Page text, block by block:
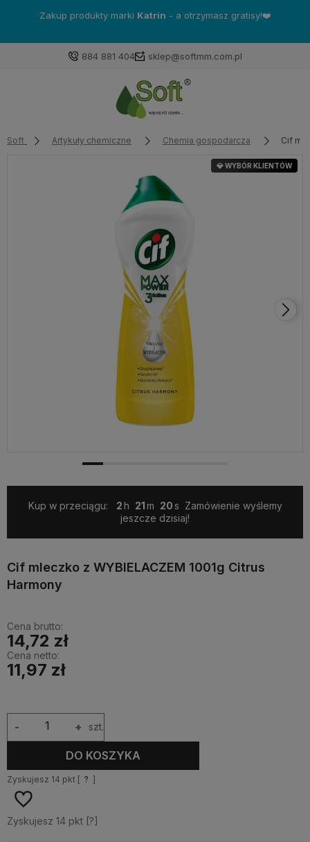
Zakup produkty marki Katrin - a otrzymasz gratisy!❤️
884 881 404 sklep@softmm.com.pl
Soft Artykuły chemiczne Chemia gospodarcza Cif
💎 WYBÓR KLIENTÓW
Kup w przeciągu: 2 21 19
Zamówienie wyślemy
jeszcze dzisiaj!
Cif mleczko z WYBIELACZEM 1001g Citrus
Harmony
Cena brutto:
14,72 zł
Cena netto:
11,97 zł
+
- szt.
DO KOSZYKA
Zyskujesz 14 pkt [ ? ]
Zyskujesz 14 pkt [?]